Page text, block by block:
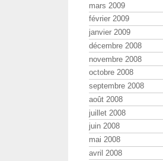
mars 2009
février 2009
janvier 2009
décembre 2008
novembre 2008
octobre 2008
septembre 2008
août 2008
juillet 2008
juin 2008
mai 2008
avril 2008